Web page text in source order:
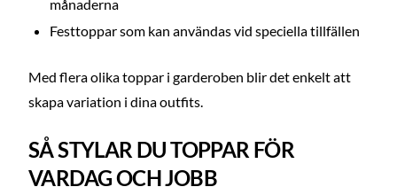
månaderna
Festtoppar som kan användas vid speciella tillfällen
Med flera olika toppar i garderoben blir det enkelt att
skapa variation i dina outfits.
SÅ STYLAR DU TOPPAR FÖR
VARDAG OCH JOBB